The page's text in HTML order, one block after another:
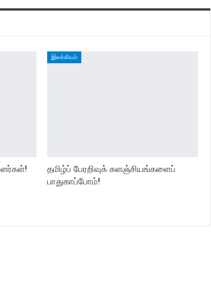
இலக்கியம்
தமிழ்ப் பேரறிவுக் களஞ்சியங்களைப்
பாதுகாப்போம்!